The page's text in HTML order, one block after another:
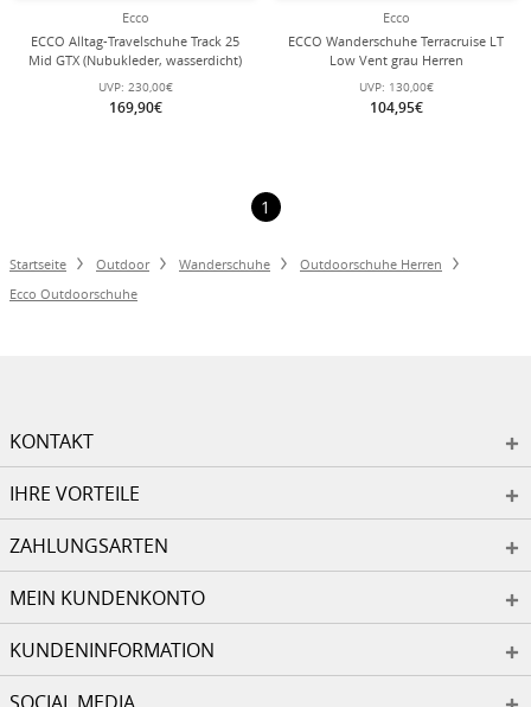
Ecco
ECCO Alltag-Travelschuhe Track 25
Mid GTX (Nubukleder, wasserdicht)
schwarz Herren
UVP: 230,00€
169,90€
Ecco
ECCO Wanderschuhe Terracruise LT
Low Vent grau Herren
UVP: 130,00€
104,95€
1
Startseite Outdoor Wanderschuhe
Outdoorschuhe Herren
Ecco Outdoorschuhe
KONTAKT
IHRE VORTEILE
ZAHLUNGSARTEN
MEIN KUNDENKONTO
KUNDENINFORMATION